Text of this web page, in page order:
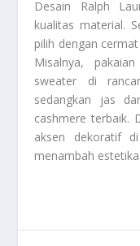
Desain Ralph
kualitas material.
pilih dengan
Misalnya,
sweater di
sedangkan jas
cashmere terbaik.
aksen dekoratif
menambah